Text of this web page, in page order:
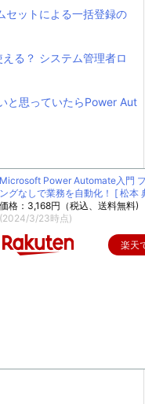
セットによる一括登録の
る？ システム管理者ロ
と思っていたらPower Aut
Microsoft Power Automate入門
ングなしで業務を自動化！ [ 松本
価格：3,168円（税込、送料無料)
(2024/3/23時点)
楽天